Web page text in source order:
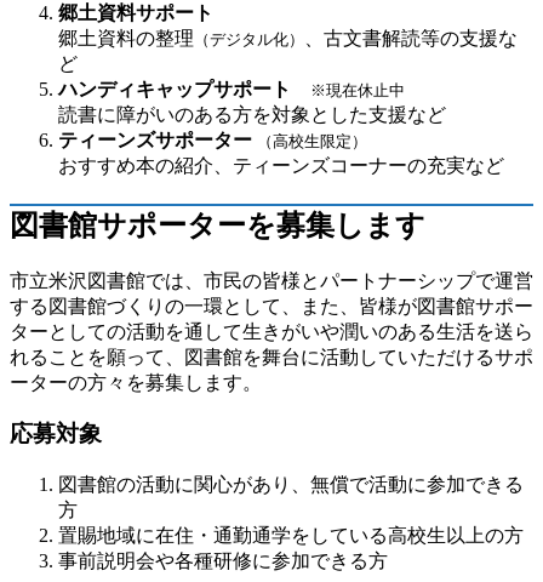
郷土資料サポート
郷土資料の整理 （デジタル化）
、古文書解読等の支援な
ど
ハンディキャップサポート
※現在休止中
読書に障がいのある方を対象とした支援など
ティーンズサポーター
（高校生限定）
おすすめ本の紹介、ティーンズコーナーの充実など
図書館サポーターを募集します
市立米沢図書館では、市民の皆様とパートナーシップで運営
する図書館づくりの一環として、また、皆様が図書館サポー
ターとしての活動を通して生きがいや潤いのある生活を送ら
れることを願って、図書館を舞台に活動していただけるサポ
ーターの方々を募集します。
応募対象
図書館の活動に関心があり、無償で活動に参加できる
方
置賜地域に在住・通勤通学をしている高校生以上の方
事前説明会や各種研修に参加できる方